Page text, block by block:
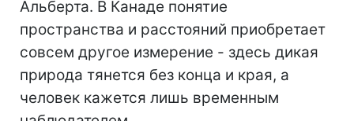
Альберта. В Канаде понятие
пространства и расстояний приобретает
совсем другое измерение - здесь дикая
природа тянется без конца и края, а
человек кажется лишь временным